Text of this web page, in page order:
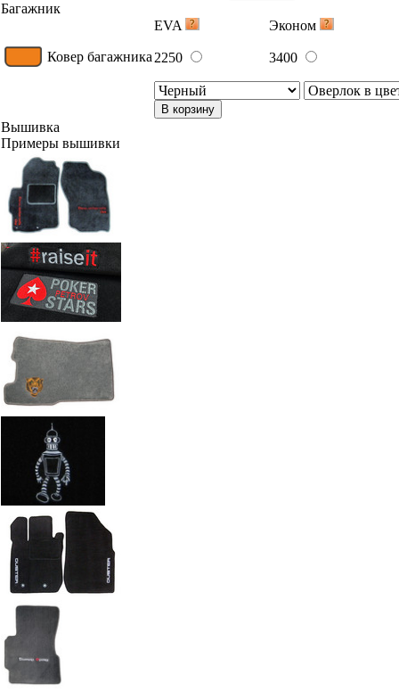
Багажник
EVA
Эконом
Ковер багажника 2250 3400
В корзину
Вышивка
Примеры вышивки